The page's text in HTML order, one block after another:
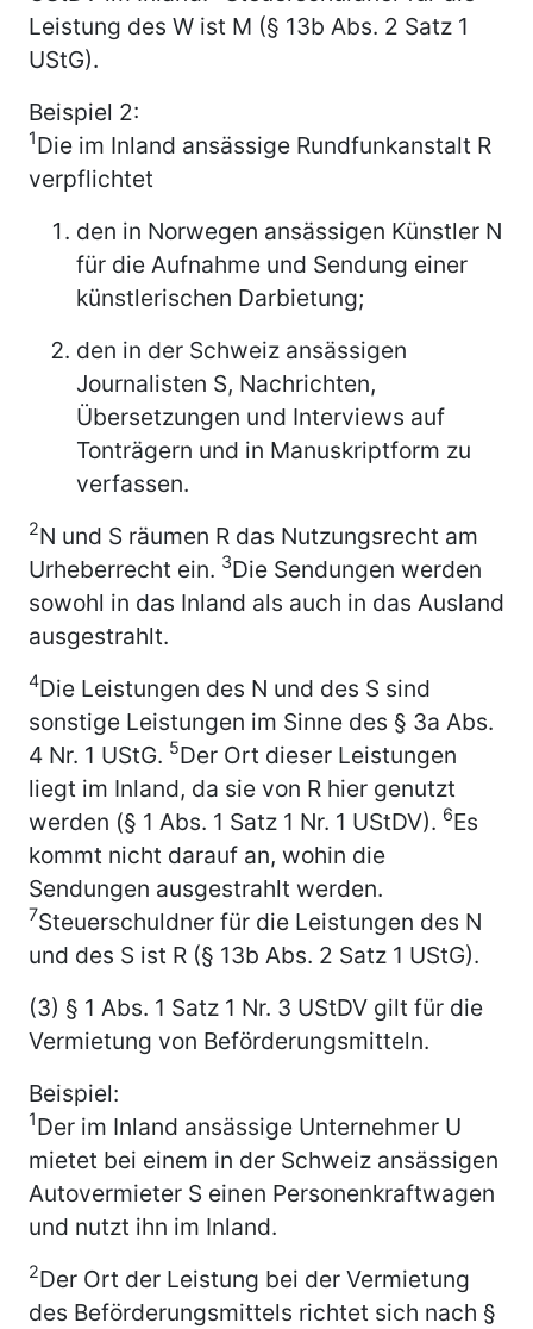
Leistung des W ist M (§ 13b Abs. 2 Satz 1
UStG).
Beispiel 2:
1Die im Inland ansässige Rundfunkanstalt R
verpflichtet
den in Norwegen ansässigen Künstler N
für die Aufnahme und Sendung einer
künstlerischen Darbietung;
den in der Schweiz ansässigen
Journalisten S, Nachrichten,
Übersetzungen und Interviews auf
Tonträgern und in Manuskriptform zu
verfassen.
2N und S räumen R das Nutzungsrecht am
Urheberrecht ein. 3Die Sendungen werden
sowohl in das Inland als auch in das Ausland
ausgestrahlt.
4Die Leistungen des N und des S sind
sonstige Leistungen im Sinne des § 3a Abs.
4 Nr. 1 UStG. 5Der Ort dieser Leistungen
liegt im Inland, da sie von R hier genutzt
werden (§ 1 Abs. 1 Satz 1 Nr. 1 UStDV). 6Es
kommt nicht darauf an, wohin die
Sendungen ausgestrahlt werden.
7Steuerschuldner für die Leistungen des N
und des S ist R (§ 13b Abs. 2 Satz 1 UStG).
(3) § 1 Abs. 1 Satz 1 Nr. 3 UStDV gilt für die
Vermietung von Beförderungsmitteln.
Beispiel:
1Der im Inland ansässige Unternehmer U
mietet bei einem in der Schweiz ansässigen
Autovermieter S einen Personenkraftwagen
und nutzt ihn im Inland.
2Der Ort der Leistung bei der Vermietung
des Beförderungsmittels richtet sich nach §